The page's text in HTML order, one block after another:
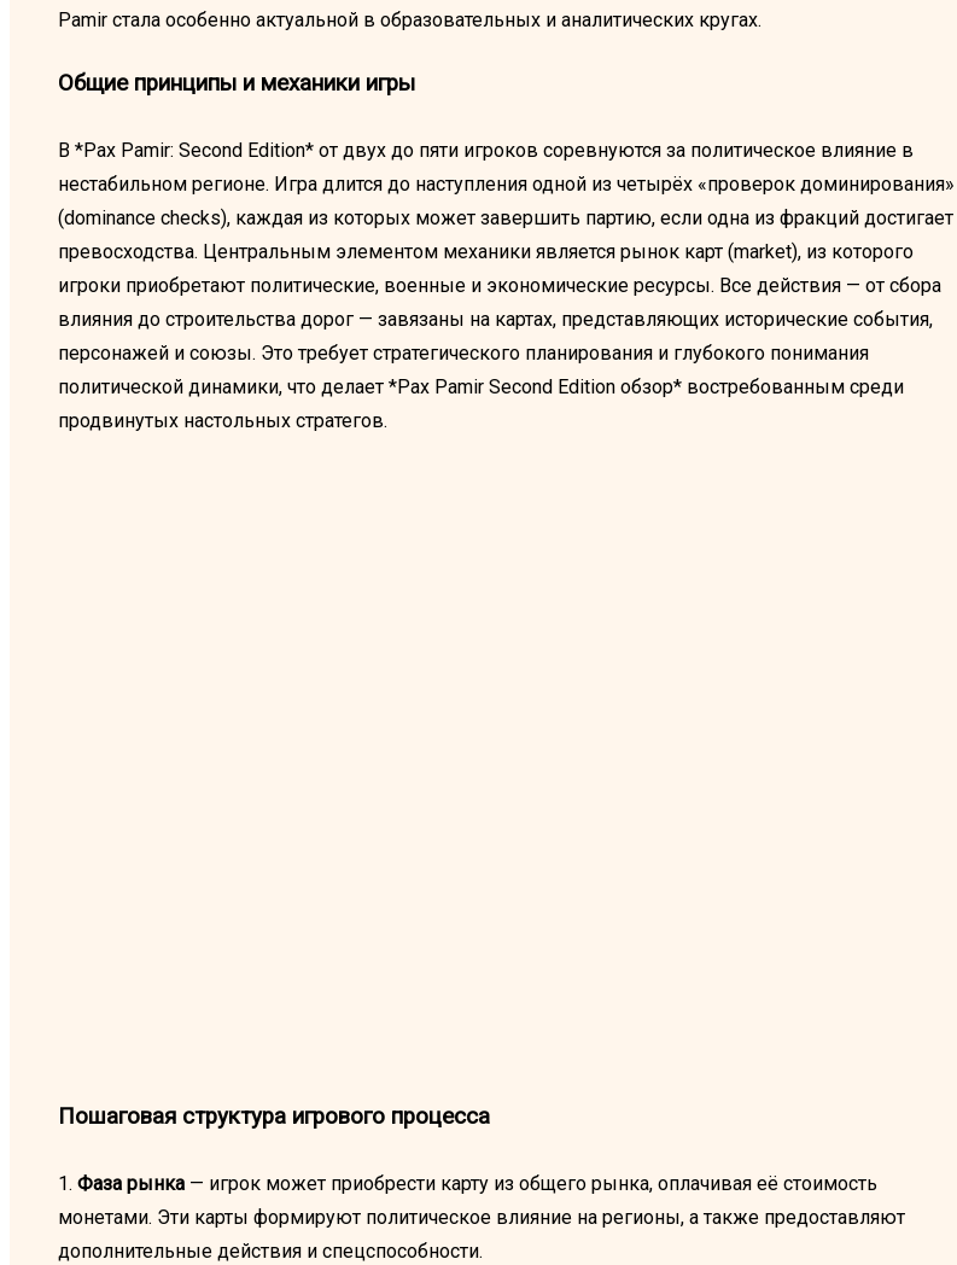
Pamir стала особенно актуальной в образовательных и аналитических кругах.
Общие принципы и механики игры
В *Pax Pamir: Second Edition* от двух до пяти игроков соревнуются за политическое влияние в
нестабильном регионе. Игра длится до наступления одной из четырёх «проверок доминирования»
(dominance checks), каждая из которых может завершить партию, если одна из фракций достигает
превосходства. Центральным элементом механики является рынок карт (market), из которого
игроки приобретают политические, военные и экономические ресурсы. Все действия — от сбора
влияния до строительства дорог — завязаны на картах, представляющих исторические события,
персонажей и союзы. Это требует стратегического планирования и глубокого понимания
политической динамики, что делает *Pax Pamir Second Edition обзор* востребованным среди
продвинутых настольных стратегов.
Пошаговая структура игрового процесса
1. Фаза рынка — игрок может приобрести карту из общего рынка, оплачивая её стоимость
монетами. Эти карты формируют политическое влияние на регионы, а также предоставляют
дополнительные действия и спецспособности.